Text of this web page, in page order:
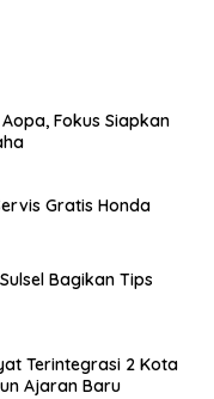
Fokus Siapkan
Gratis Honda
Bagikan Tips
Terintegrasi 2 Kota
Ajaran Baru